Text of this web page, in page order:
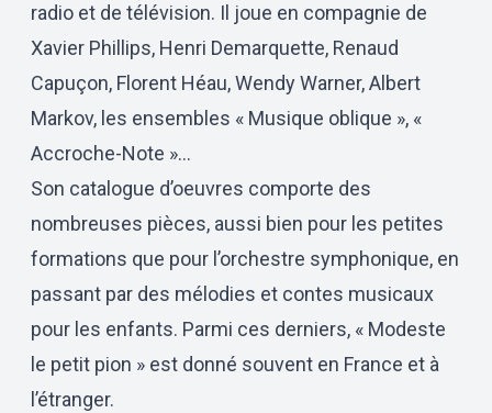
radio et de télévision. Il joue en compagnie de
Xavier Phillips, Henri Demarquette, Renaud
Capuçon, Florent Héau, Wendy Warner, Albert
Markov, les ensembles « Musique oblique », «
Accroche-Note »…
Son catalogue d’oeuvres comporte des
nombreuses pièces, aussi bien pour les petites
formations que pour l’orchestre symphonique, en
passant par des mélodies et contes musicaux
pour les enfants. Parmi ces derniers, « Modeste
le petit pion » est donné souvent en France et à
l’étranger.